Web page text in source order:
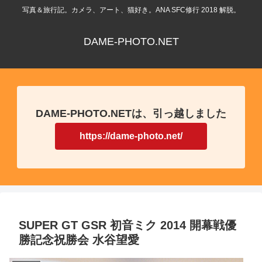
写真＆旅行記。カメラ、アート、猫好き。ANA SFC修行 2018 解脱。
DAME-PHOTO.NET
DAME-PHOTO.NETは、引っ越しました
https://dame-photo.net/
SUPER GT GSR 初音ミク 2014 開幕戦優
勝記念祝勝会 水谷望愛